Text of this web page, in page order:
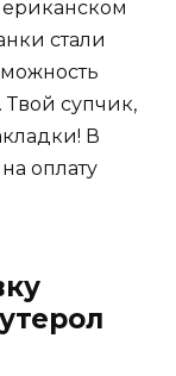
стали
Твой супчик,
В
оплату